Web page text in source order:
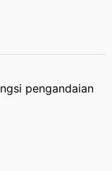
pengandaian